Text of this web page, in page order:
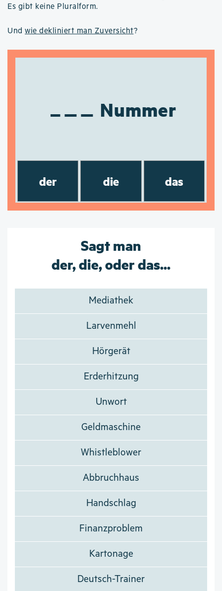
Es gibt keine Pluralform.
Und wie dekliniert man Zuversicht?
Nummer
der die das
Sagt man
der, die, oder das...
Mediathek
Larvenmehl
Hörgerät
Erderhitzung
Unwort
Geldmaschine
Whistleblower
Abbruchhaus
Handschlag
Finanzproblem
Kartonage
Deutsch-Trainer